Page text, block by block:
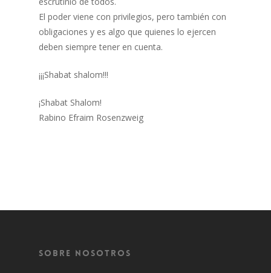
El poder viene con privilegios, pero también con
obligaciones y es algo que quienes lo ejercen
deben siempre tener en cuenta.
¡¡¡Shabat shalom!!!
¡Shabat Shalom!
Rabino Efraim Rosenzweig
Sobre Nosotros